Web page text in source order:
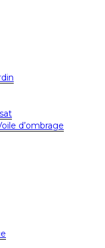
d’ombrage